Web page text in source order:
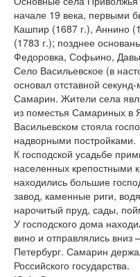
начале 19 века, первыми
Кашпир (1687 г.), Аннино
(1783 г.); позднее
Федоровка, Софьино,
Село Васильевское (в
основал отставной
Самарин. Жители села
из поместья Самариных в
Васильевском стояла
надворными постройками.
К господской усадьбе
населенных крепостными
находились большие
завод, каменные риги,
нарочитый пруд, сады,
У господского дома
вино и отправлялись вниз
Петербург. Самарин
Российского государства.